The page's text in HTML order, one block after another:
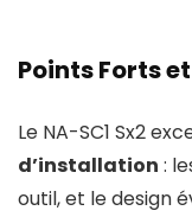
Points Forts
Le NA-SC1 Sx2
d’installation :
outil, et le design